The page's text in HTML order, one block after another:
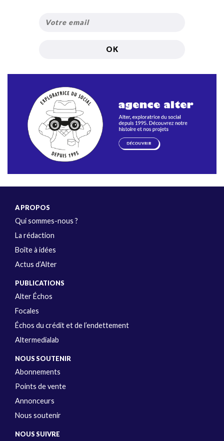
A PROPOS
Qui sommes-nous ?
La rédaction
Boîte à idées
Actus d’Alter
PUBLICATIONS
Alter Échos
Focales
Échos du crédit et de l’endettement
Altermedialab
NOUS SOUTENIR
Abonnements
Points de vente
Annonceurs
Nous soutenir
NOUS SUIVRE